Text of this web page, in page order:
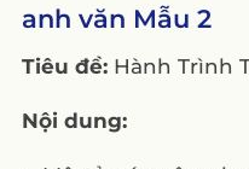
anh văn Mẫu 2
Tiêu đề:Hành Trình
Nội dung: